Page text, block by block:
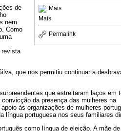
Mais
Mais
Permalink
de
nem
Como
revista
que nos permitiu continuar a
que estreitaram laços em
da presença das mulheres na
às organizações de mulheres
língua portuguesa nos seus familiares
como língua de eleição. A mãe